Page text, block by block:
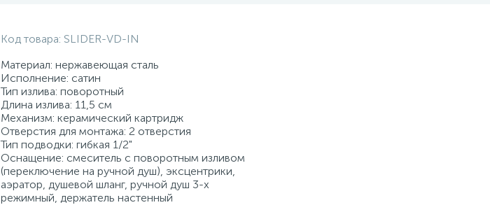
Код товара: SLIDER-VD-IN
Материал: нержавеющая сталь
Исполнение: сатин
Тип излива: поворотный
Длина излива: 11,5 см
Механизм: керамический картридж
Отверстия для монтажа: 2 отверстия
Тип подводки: гибкая 1/2"
Оснащение: смеситель с поворотным изливом
(переключение на ручной душ), эксцентрики,
аэратор, душевой шланг, ручной душ 3-х
режимный, держатель настенный